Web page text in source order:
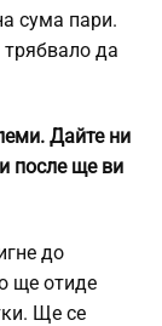
сума пари.
да
Дайте ни
после ще ви
до
ще отиде
Ще се